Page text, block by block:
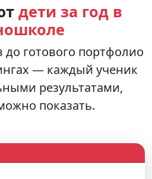
дети за год в
готового портфолио
— каждый ученик
результатами,
показать.